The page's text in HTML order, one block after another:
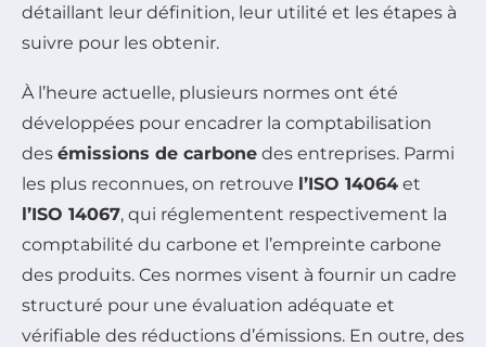
détaillant leur définition, leur utilité et les étapes à
suivre pour les obtenir.
À l’heure actuelle, plusieurs normes ont été
développées pour encadrer la comptabilisation
des émissions de carbone des entreprises. Parmi
les plus reconnues, on retrouve l’ISO 14064 et
l’ISO 14067, qui réglementent respectivement la
comptabilité du carbone et l’empreinte carbone
des produits. Ces normes visent à fournir un cadre
structuré pour une évaluation adéquate et
vérifiable des réductions d’émissions. En outre, des